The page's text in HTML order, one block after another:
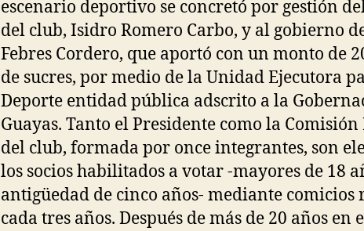
escenario deportivo se concretó por gestión
del club, Isidro Romero Carbo, y al gobierno
Febres Cordero, que aportó con un monto de
de sucres, por medio de la Unidad Ejecutora
Deporte entidad pública adscrito a la
Guayas. Tanto el Presidente como la
del club, formada por once integrantes, son
los socios habilitados a votar -mayores de 18
antigüedad de cinco años- mediante comicios
cada tres años. Después de más de 20 años en